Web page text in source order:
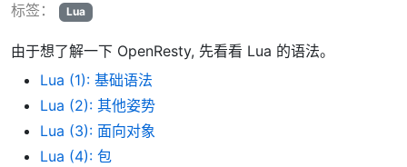
标签：
Lua
由于想了解一下 OpenResty, 先看看 Lua 的语法。
Lua (1): 基础语法
Lua (2): 其他姿势
Lua (3): 面向对象
Lua (4): 包